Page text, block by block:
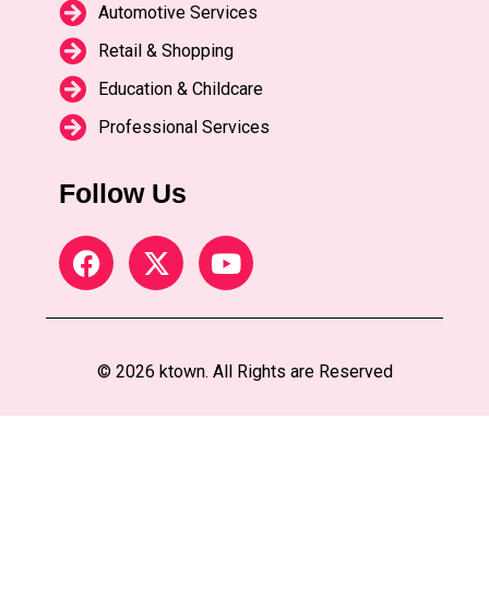
Automotive Services
Retail & Shopping
Education & Childcare
Professional Services
Follow Us
© 2026 ktown. All Rights are Reserved